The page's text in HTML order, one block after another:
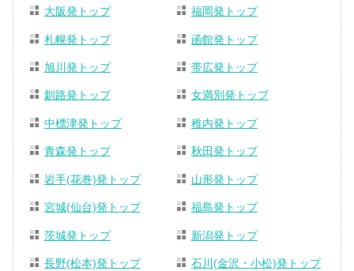
大阪発トップ 福岡発トップ
札幌発トップ 函館発トップ
旭川発トップ 帯広発トップ
釧路発トップ 女満別発トップ
中標津発トップ 稚内発トップ
青森発トップ 秋田発トップ
岩手(花巻)発トップ 山形発トップ
宮城(仙台)発トップ 福島発トップ
茨城発トップ 新潟発トップ
長野(松本)発トップ 石川(金沢・小松)発トップ